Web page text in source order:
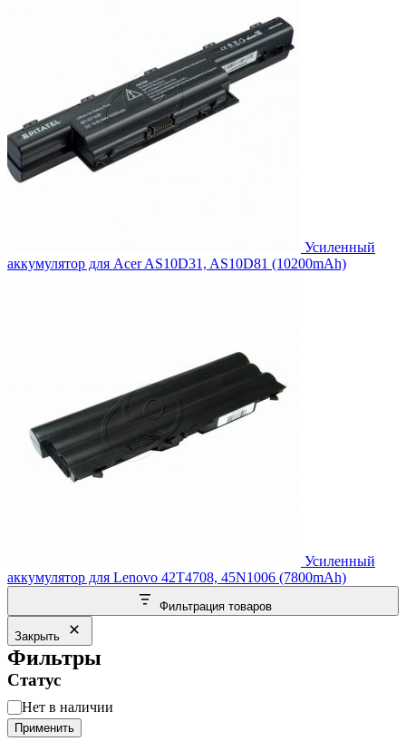
Усиленный
аккумулятор для Acer AS10D31, AS10D81 (10200mAh)
Усиленный
аккумулятор для Lenovo 42T4708, 45N1006 (7800mAh)
Фильтрация товаров
Закрыть
Фильтры
Статус
Статус
Нет в наличии
Применить